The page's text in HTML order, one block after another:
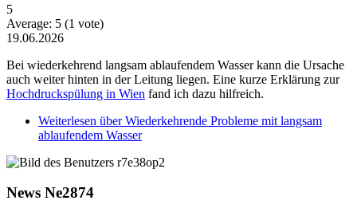
5
Average: 5 (1 vote)
19.06.2026
Bei wiederkehrend langsam ablaufendem Wasser kann die Ursache
auch weiter hinten in der Leitung liegen. Eine kurze Erklärung zur
Hochdruckspülung in Wien fand ich dazu hilfreich.
Weiterlesen über Wiederkehrende Probleme mit langsam
ablaufendem Wasser
News Ne2874